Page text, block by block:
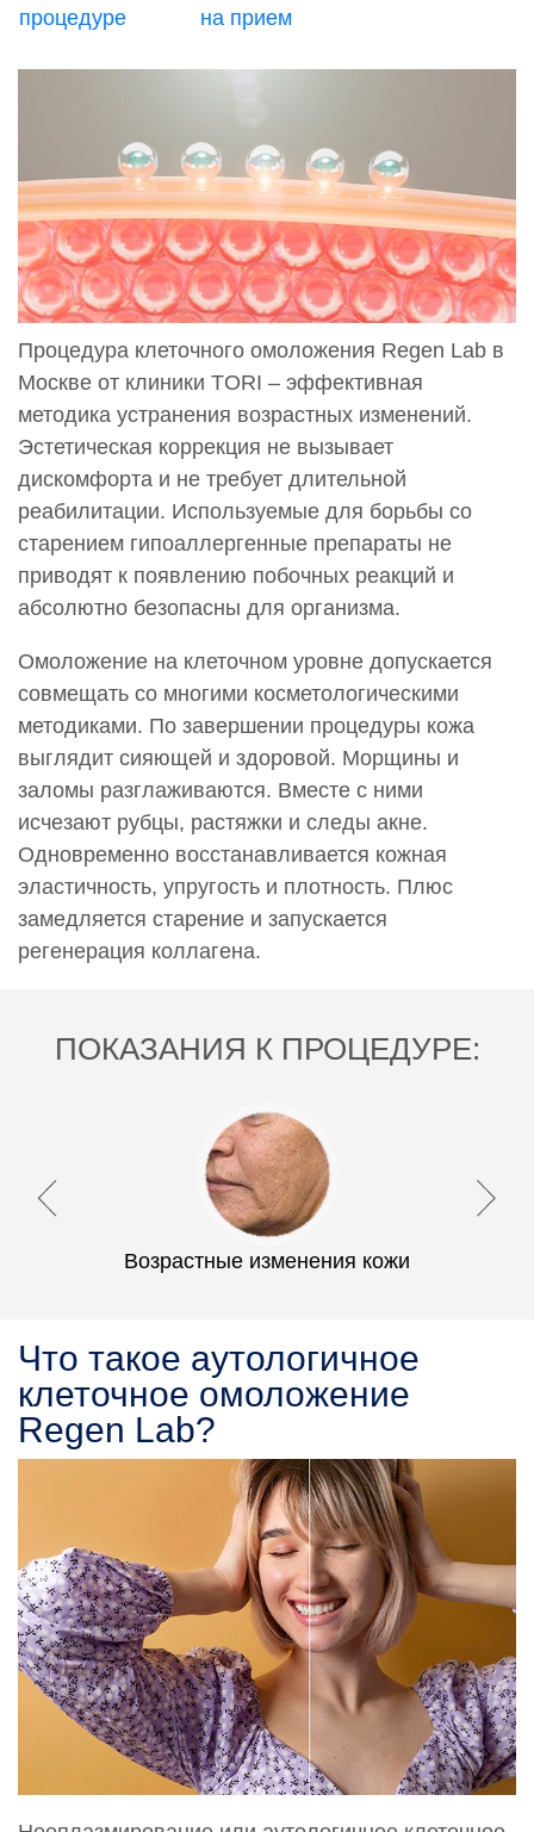
процедуре
на прием
Процедура клеточного омоложения Regen Lab в
Москве от клиники TORI – эффективная
методика устранения возрастных изменений.
Эстетическая коррекция не вызывает
дискомфорта и не требует длительной
реабилитации. Используемые для борьбы со
старением гипоаллергенные препараты не
приводят к появлению побочных реакций и
абсолютно безопасны для организма.
Омоложение на клеточном уровне допускается
совмещать со многими косметологическими
методиками. По завершении процедуры кожа
выглядит сияющей и здоровой. Морщины и
заломы разглаживаются. Вместе с ними
исчезают рубцы, растяжки и следы акне.
Одновременно восстанавливается кожная
эластичность, упругость и плотность. Плюс
замедляется старение и запускается
регенерация коллагена.
ПОКАЗАНИЯ К ПРОЦЕДУРЕ:
Возрастные изменения кожи
Что такое аутологичное
клеточное омоложение
Regen Lab?